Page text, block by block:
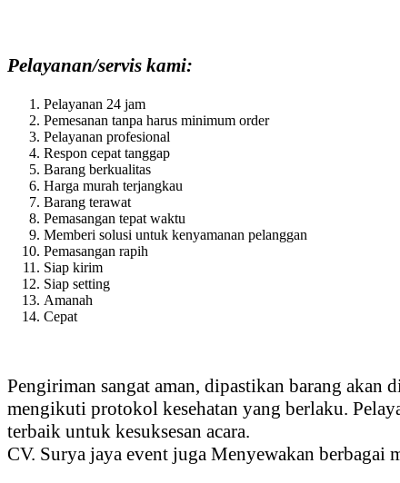
Pelayanan/servis kami:
Pelayanan 24 jam
Pemesanan tanpa harus minimum order
Pelayanan profesional
Respon cepat tanggap
Barang berkualitas
Harga murah terjangkau
Barang terawat
Pemasangan tepat waktu
Memberi solusi untuk kenyamanan pelanggan
Pemasangan rapih
Siap kirim
Siap setting
Amanah
Cepat
Pengiriman sangat aman, dipastikan barang
mengikuti protokol kesehatan yang berlaku.
terbaik untuk kesuksesan acara.
CV. Surya jaya event juga Menyewakan berbagai